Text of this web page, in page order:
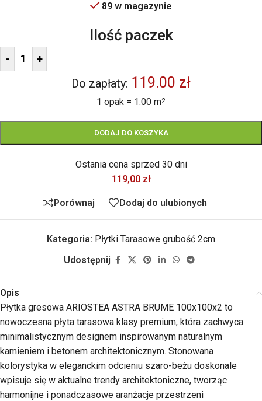
89 w magazynie
Ilość paczek
- +
Do zapłaty: 119.00 zł
1 opak = 1.00 m2
DODAJ DO KOSZYKA
Ostania cena sprzed 30 dni
119,00 zł
Porównaj Dodaj do ulubionych
Kategoria: Płytki Tarasowe grubość 2cm
Udostępnij
Opis
Płytka gresowa ARIOSTEA ASTRA BRUME 100x100x2 to
nowoczesna płyta tarasowa klasy premium, która zachwyca
minimalistycznym designem inspirowanym naturalnym
kamieniem i betonem architektonicznym. Stonowana
kolorystyka w eleganckim odcieniu szaro-beżu doskonale
wpisuje się w aktualne trendy architektoniczne, tworząc
harmonijne i ponadczasowe aranżacje przestrzeni